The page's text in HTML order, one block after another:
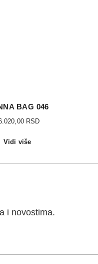
BAG 046
RSD
Vidi više
i novostima.